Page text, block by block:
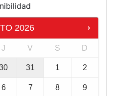
2026
J V S D
31 1 2
6 7 8 9